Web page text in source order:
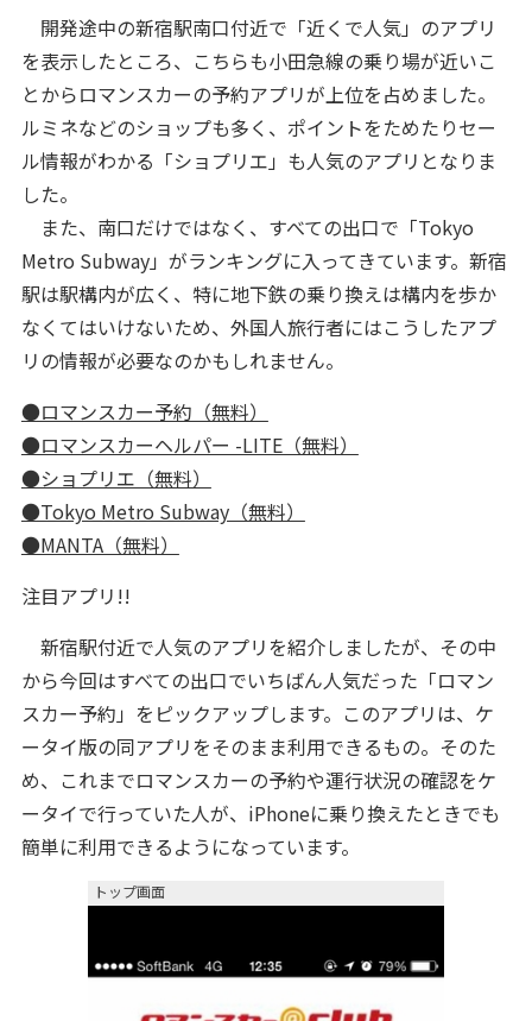
開発途中の新宿駅南口付近で「近くで人気」のアプリ
を表示したところ、こちらも小田急線の乗り場が近いこ
とからロマンスカーの予約アプリが上位を占めました。
ルミネなどのショップも多く、ポイントをためたりセー
ル情報がわかる「ショプリエ」も人気のアプリとなりま
した。
また、南口だけではなく、すべての出口で「Tokyo
Metro Subway」がランキングに入ってきています。新宿
駅は駅構内が広く、特に地下鉄の乗り換えは構内を歩か
なくてはいけないため、外国人旅行者にはこうしたアプ
リの情報が必要なのかもしれません。
●ロマンスカー予約（無料）
●ロマンスカーヘルパー -LITE（無料）
●ショプリエ（無料）
●Tokyo Metro Subway（無料）
●MANTA（無料）
注目アプリ!!
新宿駅付近で人気のアプリを紹介しましたが、その中
から今回はすべての出口でいちばん人気だった「ロマン
スカー予約」をピックアップします。このアプリは、ケ
ータイ版の同アプリをそのまま利用できるもの。そのた
め、これまでロマンスカーの予約や運行状況の確認をケ
ータイで行っていた人が、iPhoneに乗り換えたときでも
簡単に利用できるようになっています。
トップ画面